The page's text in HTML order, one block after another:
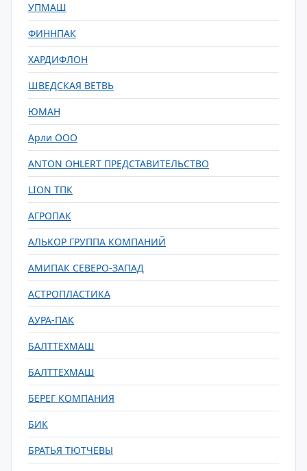
УПМАШ
ФИННПАК
ХАРДИФЛОН
ШВЕДСКАЯ ВЕТВЬ
ЮМАН
Арли ООО
ANTON OHLERT ПРЕДСТАВИТЕЛЬСТВО
LION ТПК
АГРОПАК
АЛЬКОР ГРУППА КОМПАНИЙ
АМИПАК СЕВЕРО-ЗАПАД
АСТРОПЛАСТИКА
АУРА-ПАК
БАЛТТЕХМАШ
БАЛТТЕХМАШ
БЕРЕГ КОМПАНИЯ
БИК
БРАТЬЯ ТЮТЧЕВЫ